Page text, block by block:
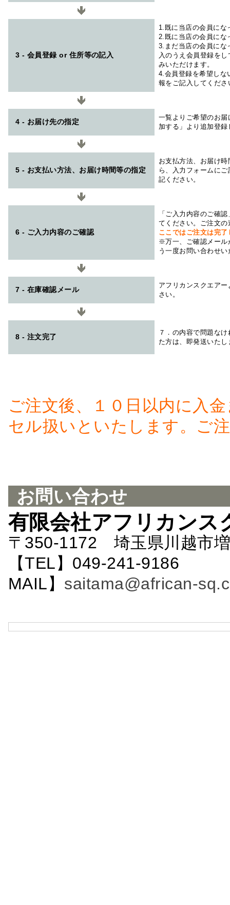
3 - 会員登録 or 住所等の記入
1.既に当店の会員にな
2.既に当店の会員にな
3.まだ当店の会員にな
入のうえ会員登録を
みいただけます。
4.会員登録を希望しな
報をご記入してくださ
4 - お届け先の指定
一覧よりご希望のお
加する」より追加登
5 - お支払い方法、お届け時間等の指定
お支払方法、お届け
ら、入力フォームに
記ください。
6 - ご入力内容のご確認
「ご入力内容のご確
てください。ご注文
ここではご注文は完
※万一、ご確認メール
う一度お問い合わせ
7 - 在庫確認メール
アフリカンスクエアー
さい。
8 - 注文完了
７．の内容で問題な
た方は、即発送いたし
ご注文後、１０日以内に入
セル扱いといたします。ご
お問い合わせ
有限会社アフリカンス
〒350-1172 埼玉県川越市
【TEL】049-241-
MAIL】 saitama@african-